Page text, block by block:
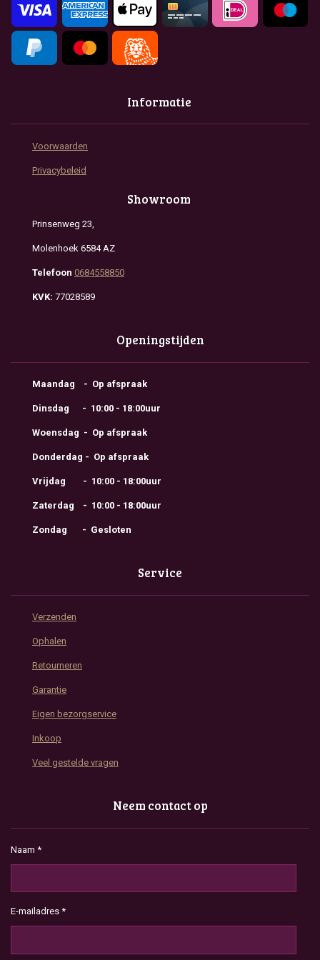
m
Informatie
Voorwaarden
Privacybeleid
Showroom
Prinsenweg 23,
Molenhoek 6584 AZ
Telefoon 0684558850
KVK: 77028589
Openingstijden
Maandag - Op afspraak
Dinsdag - 10:00 - 18:00uur
Woensdag - Op afspraak
Donderdag - Op afspraak
Vrijdag - 10:00 - 18:00uur
Zaterdag - 10:00 - 18:00uur
Zondag - Gesloten
Service
Verzenden
Ophalen
Retourneren
Garantie
Eigen bezorgservice
Inkoop
Veel gestelde vragen
Neem contact op
Naam *
E-mailadres *